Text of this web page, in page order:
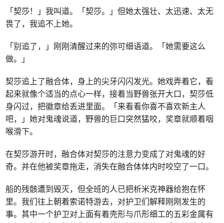
「契莎！」我叫道。「契莎。」但她太强壮、太迅速、太无
畏了，我追不上她。
「别追了，」刚刚清醒过来的弥可细语道。「她需要这么
做。」
契莎追上了融合体，身上的尖牙闪闪发光。她戏弄着它，看
起来就像个适当的点心一样，接着当野兽张开大口，契莎低
身闪过，把徽章给丢进里面。「来看看你喜不喜欢新主人
吧，」她对鬼魂说道，野兽的巨口突然猛咬，奖章就顺着咽
喉滑下。
在契莎游开时，融合体对契莎的注意力变成了对鬼魂的好
奇。并在他被奖章拖走，消失在融合体体内时咬空了一口。
船的残骸遭到毁灭，但全班的人已把析米克神器给抱在怀
里。我们往上朝着索诺特游去，对护卫们解释刚刚发生的
事。其中一个护卫对上面有着壳形与爪形细工的五彩金属有